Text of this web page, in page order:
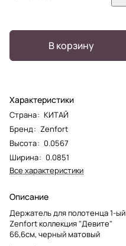
В корзину
Характеристики
Страна: КИТАЙ
Бренд: Zenfort
Высота: 0.0567
Ширина: 0.0851
Все характеристики
Описание
Держатель для полотенца 1-ый
Zenfort коллекция "Девите"
66,6см, черный матовый